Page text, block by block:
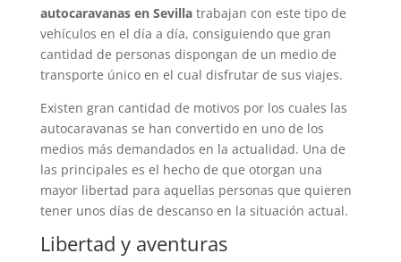
autocaravanas en Sevillatrabajan con este tipo de
vehículos en el día a día, consiguiendo que gran
cantidad de personas dispongan de un medio de
transporte único en el cual disfrutar de sus viajes.
Existen gran cantidad de motivos por los cuales las
autocaravanas se han convertido en uno de los
medios más demandados en la actualidad. Una de
las principales es el hecho de que otorgan una
mayor libertad para aquellas personas que quieren
tener unos días de descanso en la situación actual.
Libertad y aventuras